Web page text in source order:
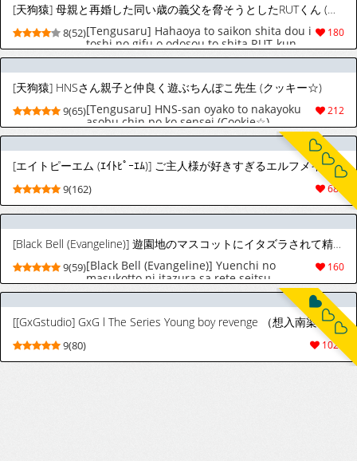
[天狗猿] 母親と再婚した同い歳の義父を脅そうとしたRUTくん (クッキー☆)
180
8(52)[Tengusaru] Hahaoya to saikon shita dou i
toshi no gifu o odosou to shita RUT-kun
(Cookie☆)
[天狗猿] HNSさん親子と仲良く遊ぶちんぽこ先生 (クッキー☆)
212
9(65)[Tengusaru] HNS-san oyako to nakayoku
asobu chin po ko sensei (Cookie☆)
[エイトピーエム (ｴｲﾄﾋﾟｰｴﾑ)] ご主人様が好きすぎるエルフメイドくんの日常
688
9(162)
[Black Bell (Evangeline)] 遊園地のマスコットにイタズラされて精通前だけど潮は吹いちゃう男の子の話 [DL版]
160
9(59)[Black Bell (Evangeline)] Yuenchi no
masukotto ni itazura sa rete seitsu
maedakedo shio wa fui chau otokonoko no
hanashi [Digital]
[[GxGstudio] GxG l The Series Young boy revenge （想入南梁小屁眼汉化）
1026
9(80)